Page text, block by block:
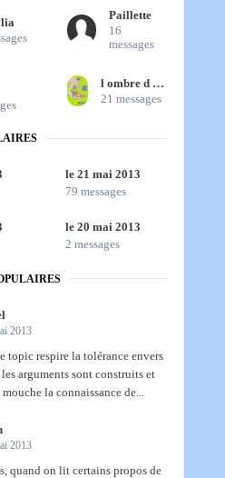
Paillette
16
messages
l ombre d un doute
21 messages
le 21 mai 2013
79 messages
le 20 mai 2013
2 messages
2013
topic respire la tolérance envers
arguments sont construits et
la connaissance de...
2013
quand on lit certains propos de